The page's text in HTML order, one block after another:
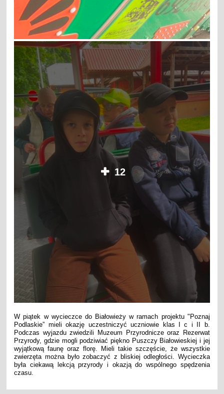
12
W piątek w wycieczce do Białowieży w ramach projektu "Poznaj
Podlaskie” mieli okazję uczestniczyć uczniowie klas I c i II b.
Podczas wyjazdu zwiedzili Muzeum Przyrodnicze oraz Rezerwat
Przyrody, gdzie mogli podziwiać piękno Puszczy Białowieskiej i jej
wyjątkową faunę oraz florę. Mieli takie szczęście, że wszystkie
zwierzęta można było zobaczyć z bliskiej odległości. Wycieczka
była ciekawą lekcją przyrody i okazją do wspólnego spędzenia
czasu.